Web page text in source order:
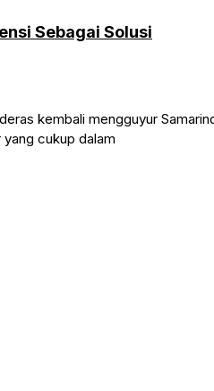
Sebagai Solusi
kembali mengguyur
yang cukup dalam